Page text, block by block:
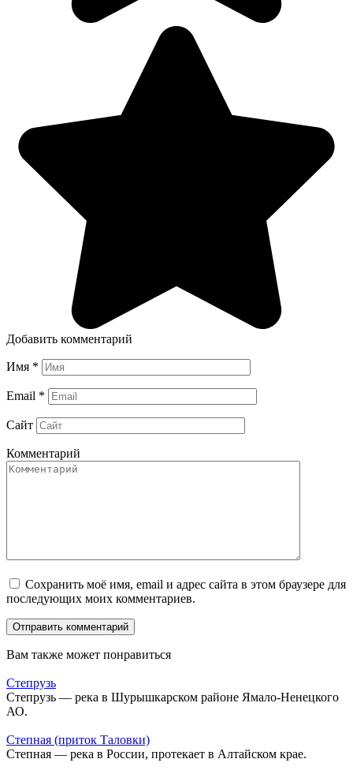
Добавить комментарий
Имя *
Email *
Сайт
Комментарий
Сохранить моё имя, email и адрес сайта в этом браузере для
последующих моих комментариев.
Вам также может понравиться
Степрузь
Степрузь — река в Шурышкарском районе Ямало-Ненецкого
АО.
Степная (приток Таловки)
Степная — река в России, протекает в Алтайском крае.